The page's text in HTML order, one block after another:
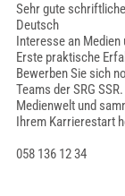
Sehr gute
Deutsch
Interesse an
Erste praktische
Bewerben Sie sich
Teams der SRG
Medienwelt und
Ihrem Karrierestart
058 136 12 34